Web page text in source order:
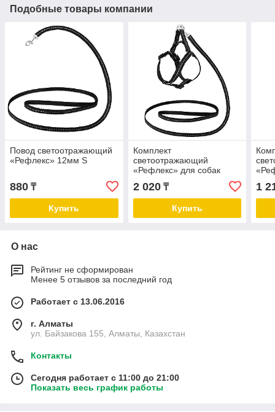
Подобные товары компании
Повод светоотражающий
«Рефлекс» 12мм S
880 ₸
Купить
Комплект
светоотражающий
«Рефлекс» для собак
повод 10мм*1,2м шлейка
10мм XXS
2 020₸
Купить
XS
1
О нас
Рейтинг не сформирован
Менее 5 отзывов за последний год
Работает с 13.06.2016
г. Алматы
ул. Байзакова 155, Алматы, Казахстан
Контакты
Сегодня работает с 11:00 до 21:00
Показать весь график работы